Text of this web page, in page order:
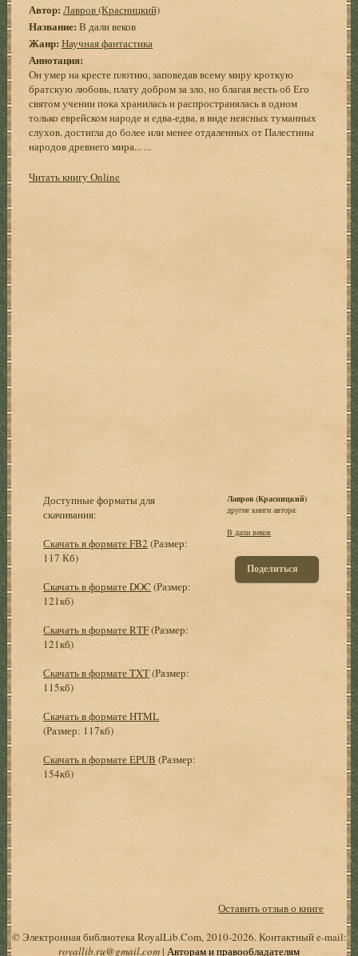
Автор: Лавров (Красницкий)
Название: В дали веков
Жанр: Научная фантастика
Аннотация:
Он умер на кресте плотию, заповедав всему миру кроткую
братскую любовь, плату добром за зло, но благая весть об Его
святом учении пока хранилась и распространялась в одном
только еврейском народе и едва-едва, в виде неясных туманных
слухов, достигла до более или менее отдаленных от Палестины
народов древнего мира... ...
Читать книгу Online
Доступные форматы для
скачивания:
Скачать в формате FB2 (Размер:
117 Кб)
Скачать в формате DOC (Размер:
121кб)
Скачать в формате RTF(Размер:
121кб)
Скачать в формате TXT(Размер:
115кб)
Скачать в формате HTML
(Размер: 117кб)
Скачать в формате EPUB (Размер:
154кб)
Лавров (Красницкий)
другие книги автора:
В дали веков
Поделиться
Оставить отзыв о книге
© Электронная библиотека RoyalLib.Com, 2010-2026. Контактный e-mail:
royallib.ru@gmail.com| Авторам и правообладателям